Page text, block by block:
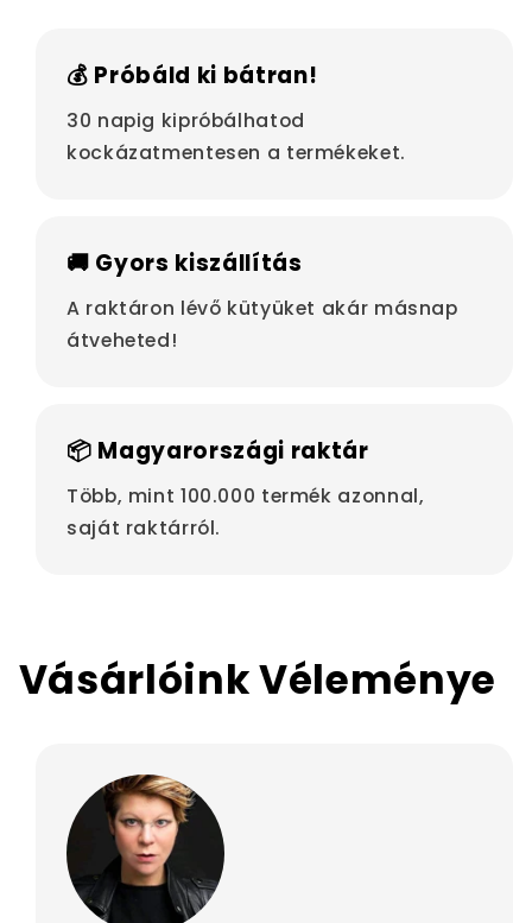
💰 Próbáld ki bátran!
30 napig kipróbálhatod
kockázatmentesen a termékeket.
🚚 Gyors kiszállítás
A raktáron lévő kütyüket akár másnap
átveheted!
📦 Magyarországi raktár
Több, mint 100.000 termék azonnal,
saját raktárról.
Vásárlóink Véleménye